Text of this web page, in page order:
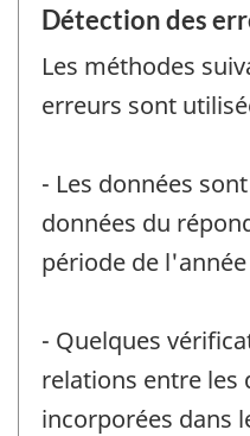
Détection des
Les méthodes
erreurs sont
- Les données
données du
période de
- Quelques
relations entre les
incorporées dans